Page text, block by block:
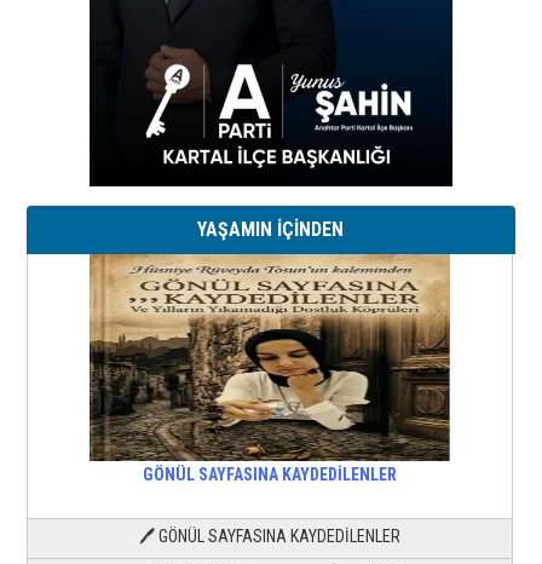
YAŞAMIN İÇİNDEN
GÖNÜL SAYFASINA KAYDEDİLENLER
🖊 GÖNÜL SAYFASINA KAYDEDİLENLER